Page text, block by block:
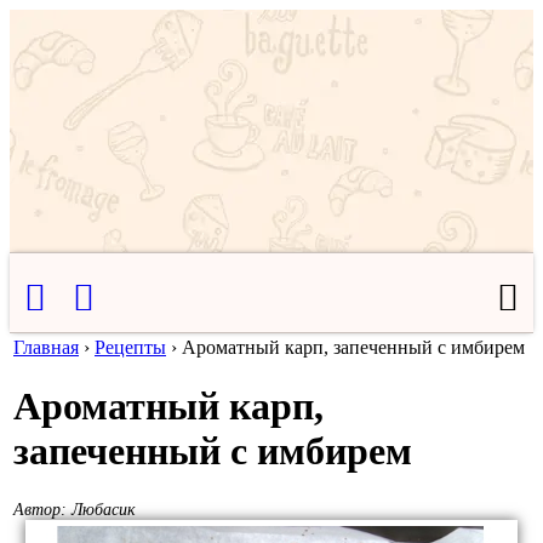
Главная › Рецепты › Ароматный карп, запеченный с имбирем
Ароматный карп,
запеченный с имбирем
Автор:Любасик